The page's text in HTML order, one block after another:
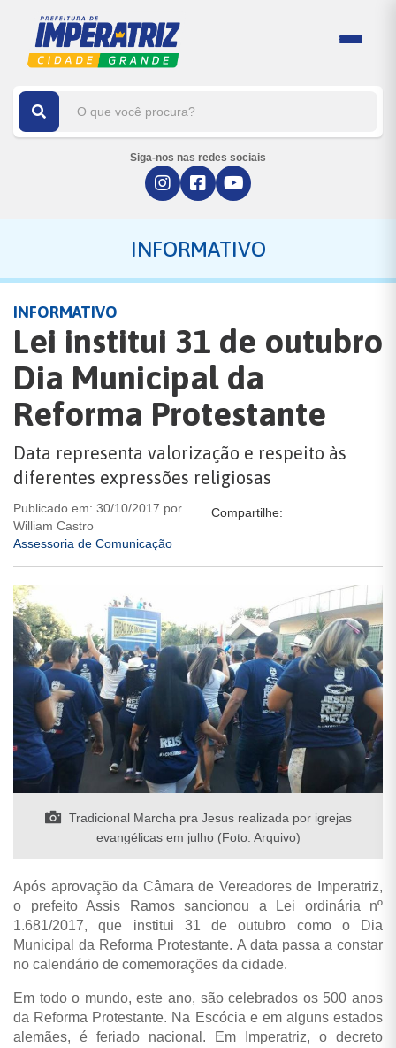
Siga-nos nas redes sociais
INFORMATIVO
INFORMATIVO
Lei institui 31 de outubro
Dia Municipal da
Reforma Protestante
Data representa valorização e respeito às
diferentes expressões religiosas
Publicado em: 30/10/2017 por
William Castro
Assessoria de Comunicação
Compartilhe:
Tradicional Marcha pra Jesus realizada por igrejas
evangélicas em julho (Foto: Arquivo)
Após aprovação da Câmara de Vereadores de Imperatriz,
o prefeito Assis Ramos sancionou a Lei ordinária nº
1.681/2017, que institui 31 de outubro como o Dia
Municipal da Reforma Protestante. A data passa a constar
no calendário de comemorações da cidade.
Em todo o mundo, este ano, são celebrados os 500 anos
da Reforma Protestante. Na Escócia e em alguns estados
alemães, é feriado nacional. Em Imperatriz, o decreto